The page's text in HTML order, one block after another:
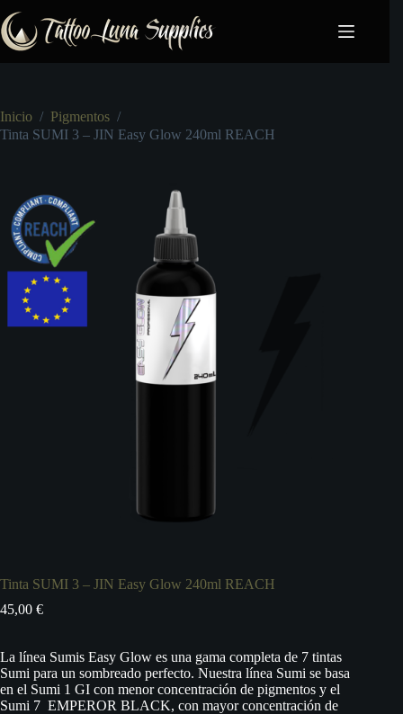
al
contenido
Inicio / Pigmentos /
Tinta SUMI 3 – JIN Easy Glow 240ml REACH
Tinta SUMI 3 – JIN Easy Glow 240ml REACH
45,00 €
La línea Sumis Easy Glow es una gama completa de 7 tintas
Sumi para un sombreado perfecto. Nuestra línea Sumi se basa
en el Sumi 1 GI con menor concentración de pigmentos y el
Sumi 7 EMPEROR BLACK, con mayor concentración de